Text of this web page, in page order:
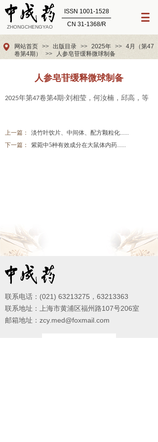
ISSN 1001-1528
ZHONGCHENGYAO CN 31-1368/R
网站首页 >> 出版目录 >> 2025年 >> 4月（第47
卷第4期）
>> 人参皂苷缓释微球制备
人参皂苷缓释微球制备
2025年第47卷第4期-刘相莹，何汝楠，邱高，等
上一篇：
淡竹叶饮片、中间体、配方颗粒化......
下一篇：
紫菀中5种有效成分在大鼠体内药......
联系电话：(021) 63213275，63213363
联系地址：上海市黄浦区福州路107号206室
邮箱地址：zcy.med@foxmail.com